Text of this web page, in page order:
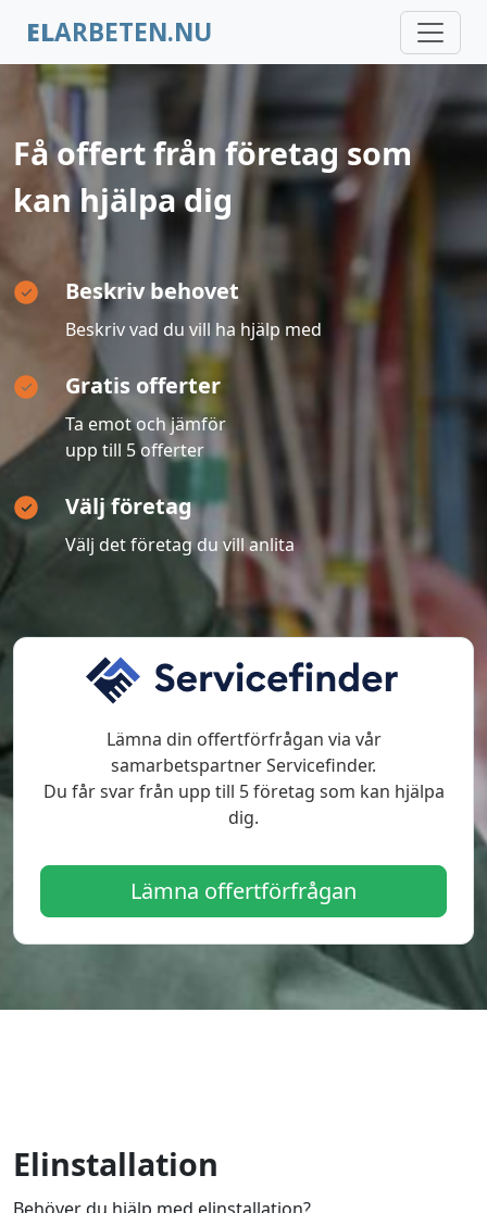
ELARBETEN.NU
Få offert från företag som
kan hjälpa dig
Beskriv behovet
Beskriv vad du vill ha hjälp med
Gratis offerter
Ta emot och jämför
upp till 5 offerter
Välj företag
Välj det företag du vill anlita
Lämna din offertförfrågan via vår
samarbetspartner Servicefinder.
Du får svar från upp till 5 företag som kan hjälpa
dig.
Lämna offertförfrågan
Elinstallation